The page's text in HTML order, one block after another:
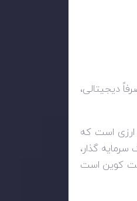
دیجیتالی،
ارزی است که
گذار،
بیت کوین است